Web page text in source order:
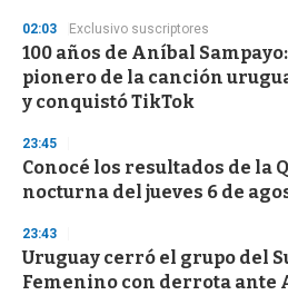
s
02:03 Exclusivo suscriptores
100 años de Aníbal
pionero de la canción
y conquistó TikTok
23:45
Conocé los resultados de la
nocturna del jueves 6 de
23:43
Uruguay cerró el grupo del
Femenino con derrota ante